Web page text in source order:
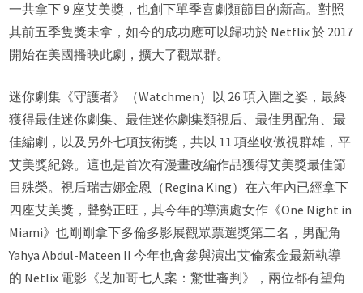
一共拿下 9 座艾美獎，也創下單季喜劇類節目的新高。對照
其前五季隻獎未拿，如今的成功應可以歸功於 Netflix 於 2017
開始在美國播映此劇，擴大了觀眾群。
迷你劇集《守護者》（Watchmen）以 26 項入圍之姿，最終
獲得最佳迷你劇集、最佳迷你劇集類視后、最佳男配角、最
佳編劇，以及另外七項技術獎，共以 11 項坐收傲視群雄，平
艾美獎紀錄。這也是首次有漫畫改編作品獲得艾美獎最佳節
目殊榮。視后瑞吉娜金恩（Regina King）在六年內已經拿下
四座艾美獎，聲勢正旺，其今年的導演處女作《One Night in
Miami》也剛剛拿下多倫多影展觀眾票選獎第二名，男配角
Yahya Abdul-Mateen II 今年也會參與演出艾倫索金最新執導
的 Netlix 電影《芝加哥七人案：驚世審判》，兩位都有望角